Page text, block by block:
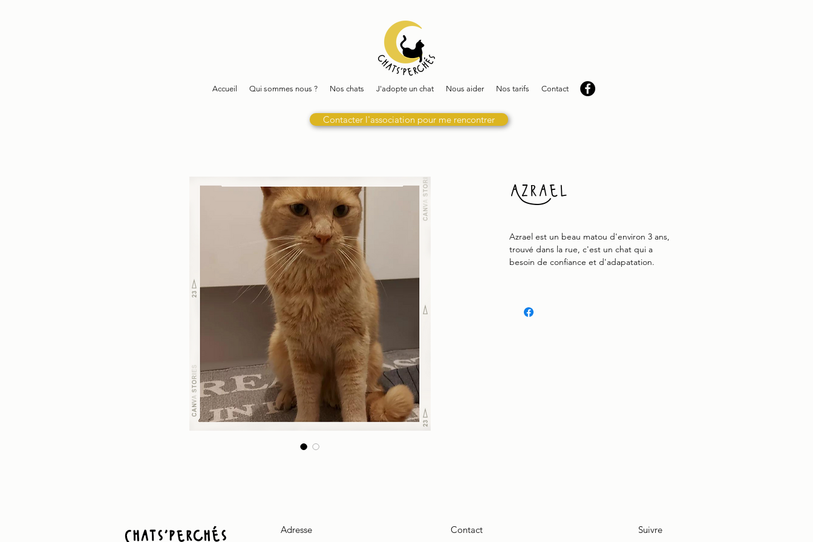
Accueil Qui sommes nous ? Nos chats J'adopte un chat Nous aider Nos tarifs Contact
Contacter l'association pour me rencontrer
Azrael
Azrael est un beau matou d'environ 3 ans,
trouvé dans la rue, c'est un chat qui a
besoin de confiance et d'adapatation.
Chats'perchés Adresse Contact Suivre